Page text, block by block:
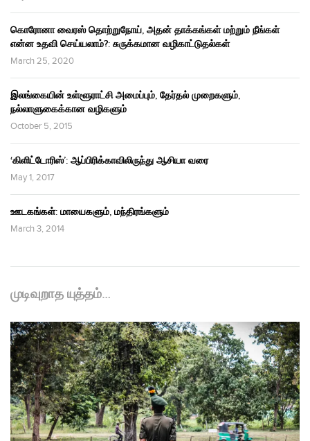
கொரோனா வைரஸ் தொற்றுநோய், அதன் தாக்கங்கள் மற்றும் நீங்கள்
என்ன உதவி செய்யலாம்?: சுருக்கமான வழிகாட்டுதல்கள்
March 25, 2020
இலங்கையின் உள்ளூராட்சி அமைப்பும், தேர்தல் முறைகளும்,
நல்லாளுகைக்கான வழிகளும்
October 5, 2015
‘கிளிட்டோரிஸ்’: ஆப்பிரிக்காவிலிருந்து ஆசியா வரை
May 1, 2017
ஊடகங்கள்: மாயைகளும், மந்திரங்களும்
March 3, 2014
முடிவுறாத யுத்தம்…